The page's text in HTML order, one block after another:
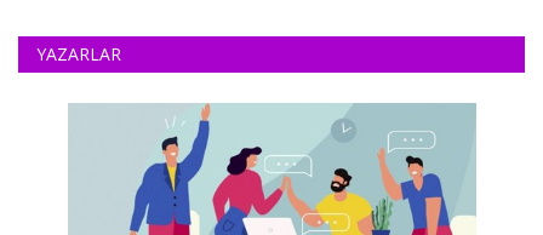
YAZARLAR